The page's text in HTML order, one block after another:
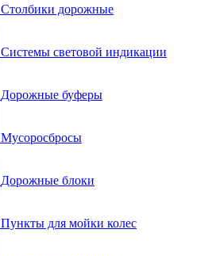
Столбики дорожные
Системы световой индикации
Дорожные буферы
Мусоросбросы
Дорожные блоки
Пункты для мойки колес